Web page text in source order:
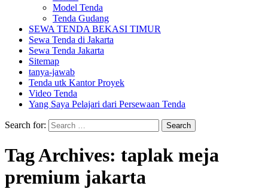
Model Tenda
Tenda Gudang
SEWA TENDA BEKASI TIMUR
Sewa Tenda di Jakarta
Sewa Tenda Jakarta
Sitemap
tanya-jawab
Tenda utk Kantor Proyek
Video Tenda
Yang Saya Pelajari dari Persewaan Tenda
Search for:
Tag Archives: taplak meja
premium jakarta